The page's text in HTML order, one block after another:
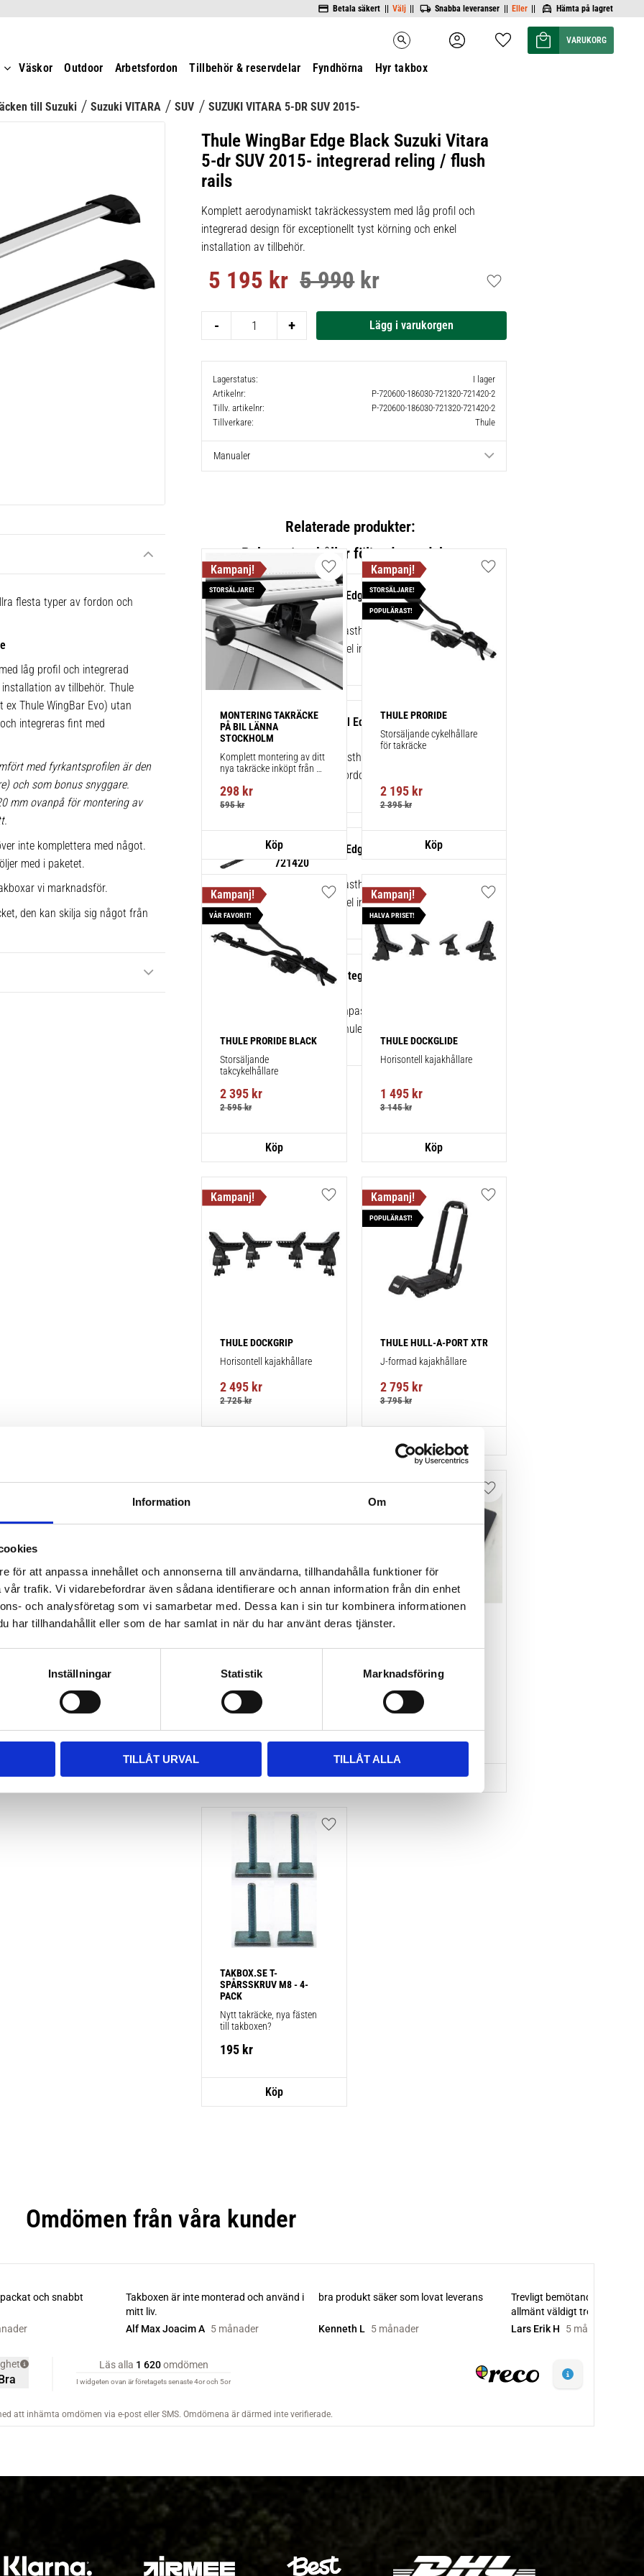
Information Om
för att anpassa innehållet och annonserna till användarna, tillhandahålla funktioner för
trafik. Vi vidarebefordrar även sådana identifierare och annan information från din enhet
och analysföretag som vi samarbetar med. Dessa kan i sin tur kombinera informationen
har tillhandahållit eller som de har samlat in när du har använt deras tjänster.
Inställningar Statistik Marknadsföring
TILLÅT URVAL TILLÅT ALLA
Betala säkert || Välj || Snabba leveranser || Eller || Hämta på lagret
search Favoriter
Kundvagn
Väskor Outdoor Arbetsfordon Tillbehör & reservdelar Fyndhörna Hyr takbox
till Suzuki Suzuki VITARA SUV SUZUKI VITARA 5-DR SUV 2015-
Thule WingBar Edge Black Suzuki Vitara
5-dr SUV 2015- integrerad reling / flush
rails
Komplett aerodynamiskt takräckessystem med låg profil och
integrerad design för exceptionellt tyst körning och enkel
installation av tillbehör.
Nedsatt pris:
5 195 kr Ordinarie pris:
5 990kr
+
-
Lägg till i favoriter
Lagerstatus
I lager
Artikelnr
P-720600-186030-721320-721420-2
Tillv. artikelnr
P-720600-186030-721320-721420-2
Tillverkare
Thule
Manualer
flesta typer av fordon och
låg profil och integrerad
av tillbehör. Thule
Thule WingBar Evo) utan
integreras fint med
med fyrkantsprofilen är den
och som bonus snyggare.
mm ovanpå för montering av
inte komplettera med något.
med i paketet.
vi marknadsför.
den kan skilja sig något från
Thule WingBar Edge Black 86 cm 1-pack
721320
Aerodynamisk lasthållare för exceptionellt tyst
körning och enkel installation av tillbehör.
1 st
Thule Flush Rail Edge Fotsats 4-pack
Lättmonterad lasthållarfot för Thule Edge-
takräcken, för fordon med integrerad reling.
Thule WingBar Edge Black 95 cm 1-pack
721420
Aerodynamisk lasthållare för exceptionellt tyst
körning och enkel installation av tillbehör.
Thule Kitsats integrerad reling/flush rails 4-
pack – 186030
Fordonsunikt anpassningskit för montering av ett
takräcke från Thule.
Relaterade produkter:
MONTERING TAKRÄCKE
PÅ BIL LÄNNA
STOCKHOLM
Komplett montering av ditt
nya takräcke inköpt från
montering på din bil.
298 kr
595kr
STORSÄLJARE!
Lägg till i favoriter
THULE PRORIDE
Storsäljande cykelhållare
för takräcke
2 195kr
2 395kr
STORSÄLJARE!
POPULÄRAST!
Lägg till i favoriter
THULE PRORIDE BLACK
Storsäljande
takcykelhållare
2 395 kr
2 595kr
VÅR FAVORIT!
Lägg till i favoriter
THULE DOCKGLIDE
Horisontell kajakhållare
1 495kr
3 145kr
HALVA PRISET!
Lägg till i favoriter
THULE DOCKGRIP
Horisontell kajakhållare
2 495 kr
2 725kr
Lägg till i favoriter
THULE HULL-A-PORT XTR
J-formad kajakhållare
2 795kr
3 795kr
POPULÄRAST!
Lägg till i favoriter
MONTERINGSSATS U-
100 MM 4-PACK
Nytt takräcke, nya fästen
till takboxen?
Lägg till i favoriter
SPÅRSADAPTER 20X24
Nytt takräcke, nya fästen
till takboxen?
Lägg till i favoriter
TAKBOX.SE T-
SPÅRSSKRUV M8 - 4-
PACK
Nytt takräcke, nya fästen
till takboxen?
195 kr
Lägg till i favoriter